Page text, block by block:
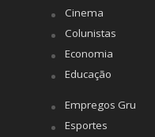
Cinema
Colunistas
Economia
Educação
Empregos Gru
Esportes